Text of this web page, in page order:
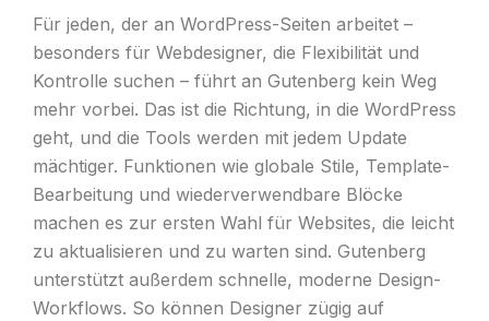
Für jeden, der an WordPress-Seiten arbeitet –
besonders für Webdesigner, die Flexibilität und
Kontrolle suchen – führt an Gutenberg kein Weg
mehr vorbei. Das ist die Richtung, in die WordPress
geht, und die Tools werden mit jedem Update
mächtiger. Funktionen wie globale Stile, Template-
Bearbeitung und wiederverwendbare Blöcke
machen es zur ersten Wahl für Websites, die leicht
zu aktualisieren und zu warten sind. Gutenberg
unterstützt außerdem schnelle, moderne Design-
Workflows. So können Designer zügig auf